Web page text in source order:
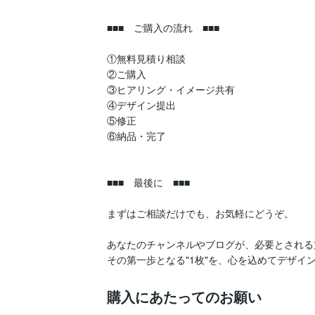
■■■　ご購入の流れ　■■■
①無料見積り相談
②ご購入
③ヒアリング・イメージ共有
④デザイン提出
⑤修正
⑥納品・完了
■■■　最後に　■■■
まずはご相談だけでも、お気軽にどうぞ。
あなたのチャンネルやブログが、必要とされる
その第一歩となる"1枚"を、心を込めてデザイ
購入にあたってのお願い